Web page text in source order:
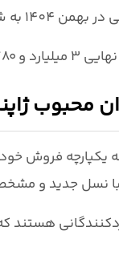
دربهمن 1404
به
۷۸۰ میلیون تومان
یکپارچه فروش
با نسل جدید و